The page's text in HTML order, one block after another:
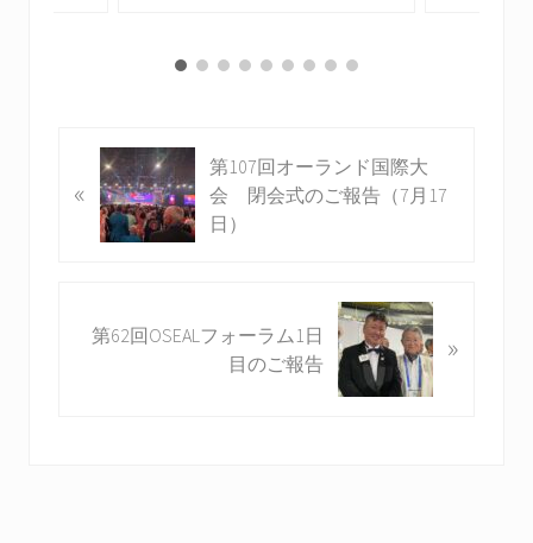
の
«
第107回オーランド国際大
会 閉会式のご報告（7月17
日）
の第62回OSEALフォーラム1日
目のご報告
»